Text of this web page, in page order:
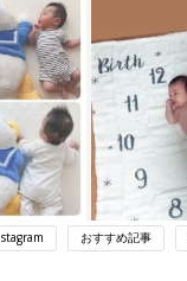
おすすめ記事